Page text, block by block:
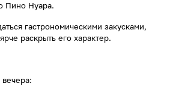
Пино Нуара.
гастрономическими закусками,
раскрыть его характер.